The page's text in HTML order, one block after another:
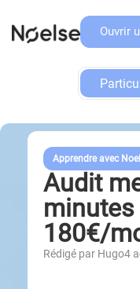
Ouvrir
Apprendre avec
Audit
180€/
Rédigé par Hugo4